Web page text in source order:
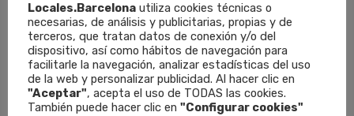
He leído y acepto laPolítica de Privacidad
Finalidades: Responder a sus solicitudes y
remitirle información comercial de nuestros
productos y servicios, incluso por medios
electrónicos.Derechos
: Puede retirar su
Locales.Barcelona utiliza cookies técnicas o
necesarias, de análisis y publicitarias, propias y de
terceros, que tratan datos de conexión y/o del
dispositivo, así como hábitos de navegación para
facilitarle la navegación, analizar estadísticas del uso
de la web y personalizar publicidad. Al hacer clic en
"Aceptar", acepta el uso de TODAS las cookies.
También puede hacer clic en "Configurar cookies"